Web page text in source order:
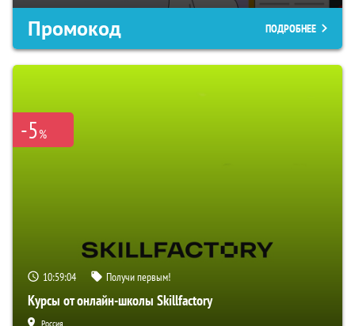
Промокод ПОДРОБНЕЕ
-5%
10:59:03 Получи первым!
Курсы от онлайн-школы Skillfactory
Россия